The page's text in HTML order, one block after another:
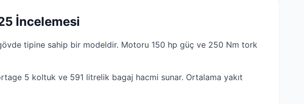
İncelemesi
tipine sahip bir modeldir. Motoru 150 hp güç ve 250 Nm tork
5 koltuk ve 591 litrelik bagaj hacmi sunar. Ortalama yakıt